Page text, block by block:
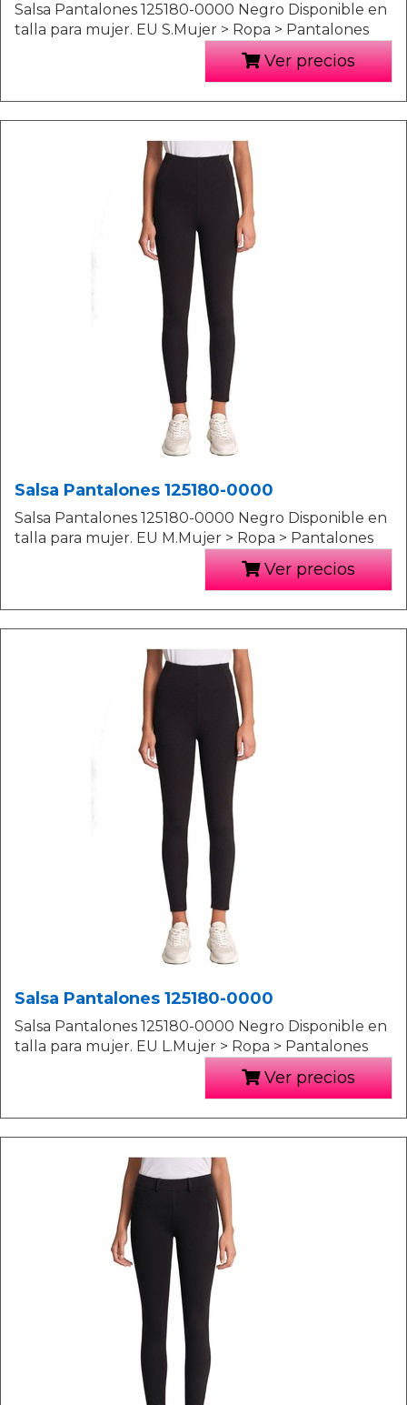
Salsa Pantalones 125180-0000 Negro Disponible en
talla para mujer. EU S.Mujer > Ropa > Pantalones
Ver precios
Salsa Pantalones 125180-0000
Salsa Pantalones 125180-0000 Negro Disponible en
talla para mujer. EU M.Mujer > Ropa > Pantalones
Ver precios
Salsa Pantalones 125180-0000
Salsa Pantalones 125180-0000 Negro Disponible en
talla para mujer. EU L.Mujer > Ropa > Pantalones
Ver precios